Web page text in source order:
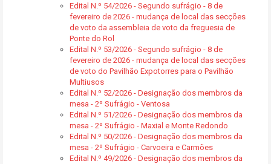
Edital N.º 54/2026 - Segundo sufrágio - 8 de
fevereiro de 2026 - mudança de local das secções
de voto da assembleia de voto da freguesia de
Ponte do Rol
Edital N.º 53/2026 - Segundo sufrágio - 8 de
fevereiro de 2026 - mudança de local das secções
de voto do Pavilhão Expotorres para o Pavilhão
Multiusos
Edital N.º 52/2026 - Designação dos membros da
mesa - 2º Sufrágio - Ventosa
Edital N.º 51/2026 - Designação dos membros da
mesa - 2º Sufrágio - Maxial e Monte Redondo
Edital N.º 50/2026 - Designação dos membros da
mesa - 2º Sufrágio - Carvoeira e Carmões
Edital N.º 49/2026 - Designação dos membros da